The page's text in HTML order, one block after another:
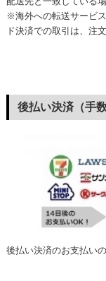
※海外への転送サービ
ド決済での取引は、注
後払い決済（手
後払い決済のお支払い